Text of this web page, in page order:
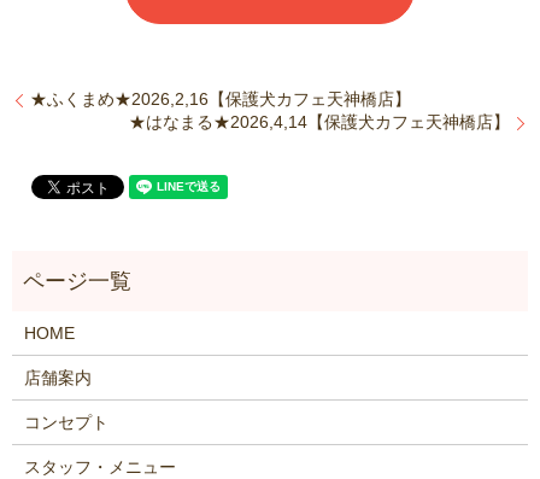
★ふくまめ★2026,2,16【保護犬カフェ天神橋店】
★はなまる★2026,4,14【保護犬カフェ天神橋店】
HOME
店舗案内
コンセプト
スタッフ・メニュー